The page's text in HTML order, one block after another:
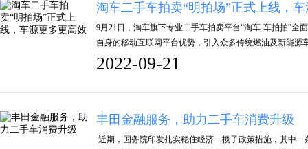
淘车二手车拍卖“明拍场”正式上线，
9月21日，淘车旗下专业二手车拍卖平台“淘车·车拍拍”全
自身的移动互联网平台优势，引入众多传统燃油及新能
2022-09-21
丰田金融服务，助力二手车消费升级
近期，国务院印发扎实稳住经济一揽子政策措施，其中